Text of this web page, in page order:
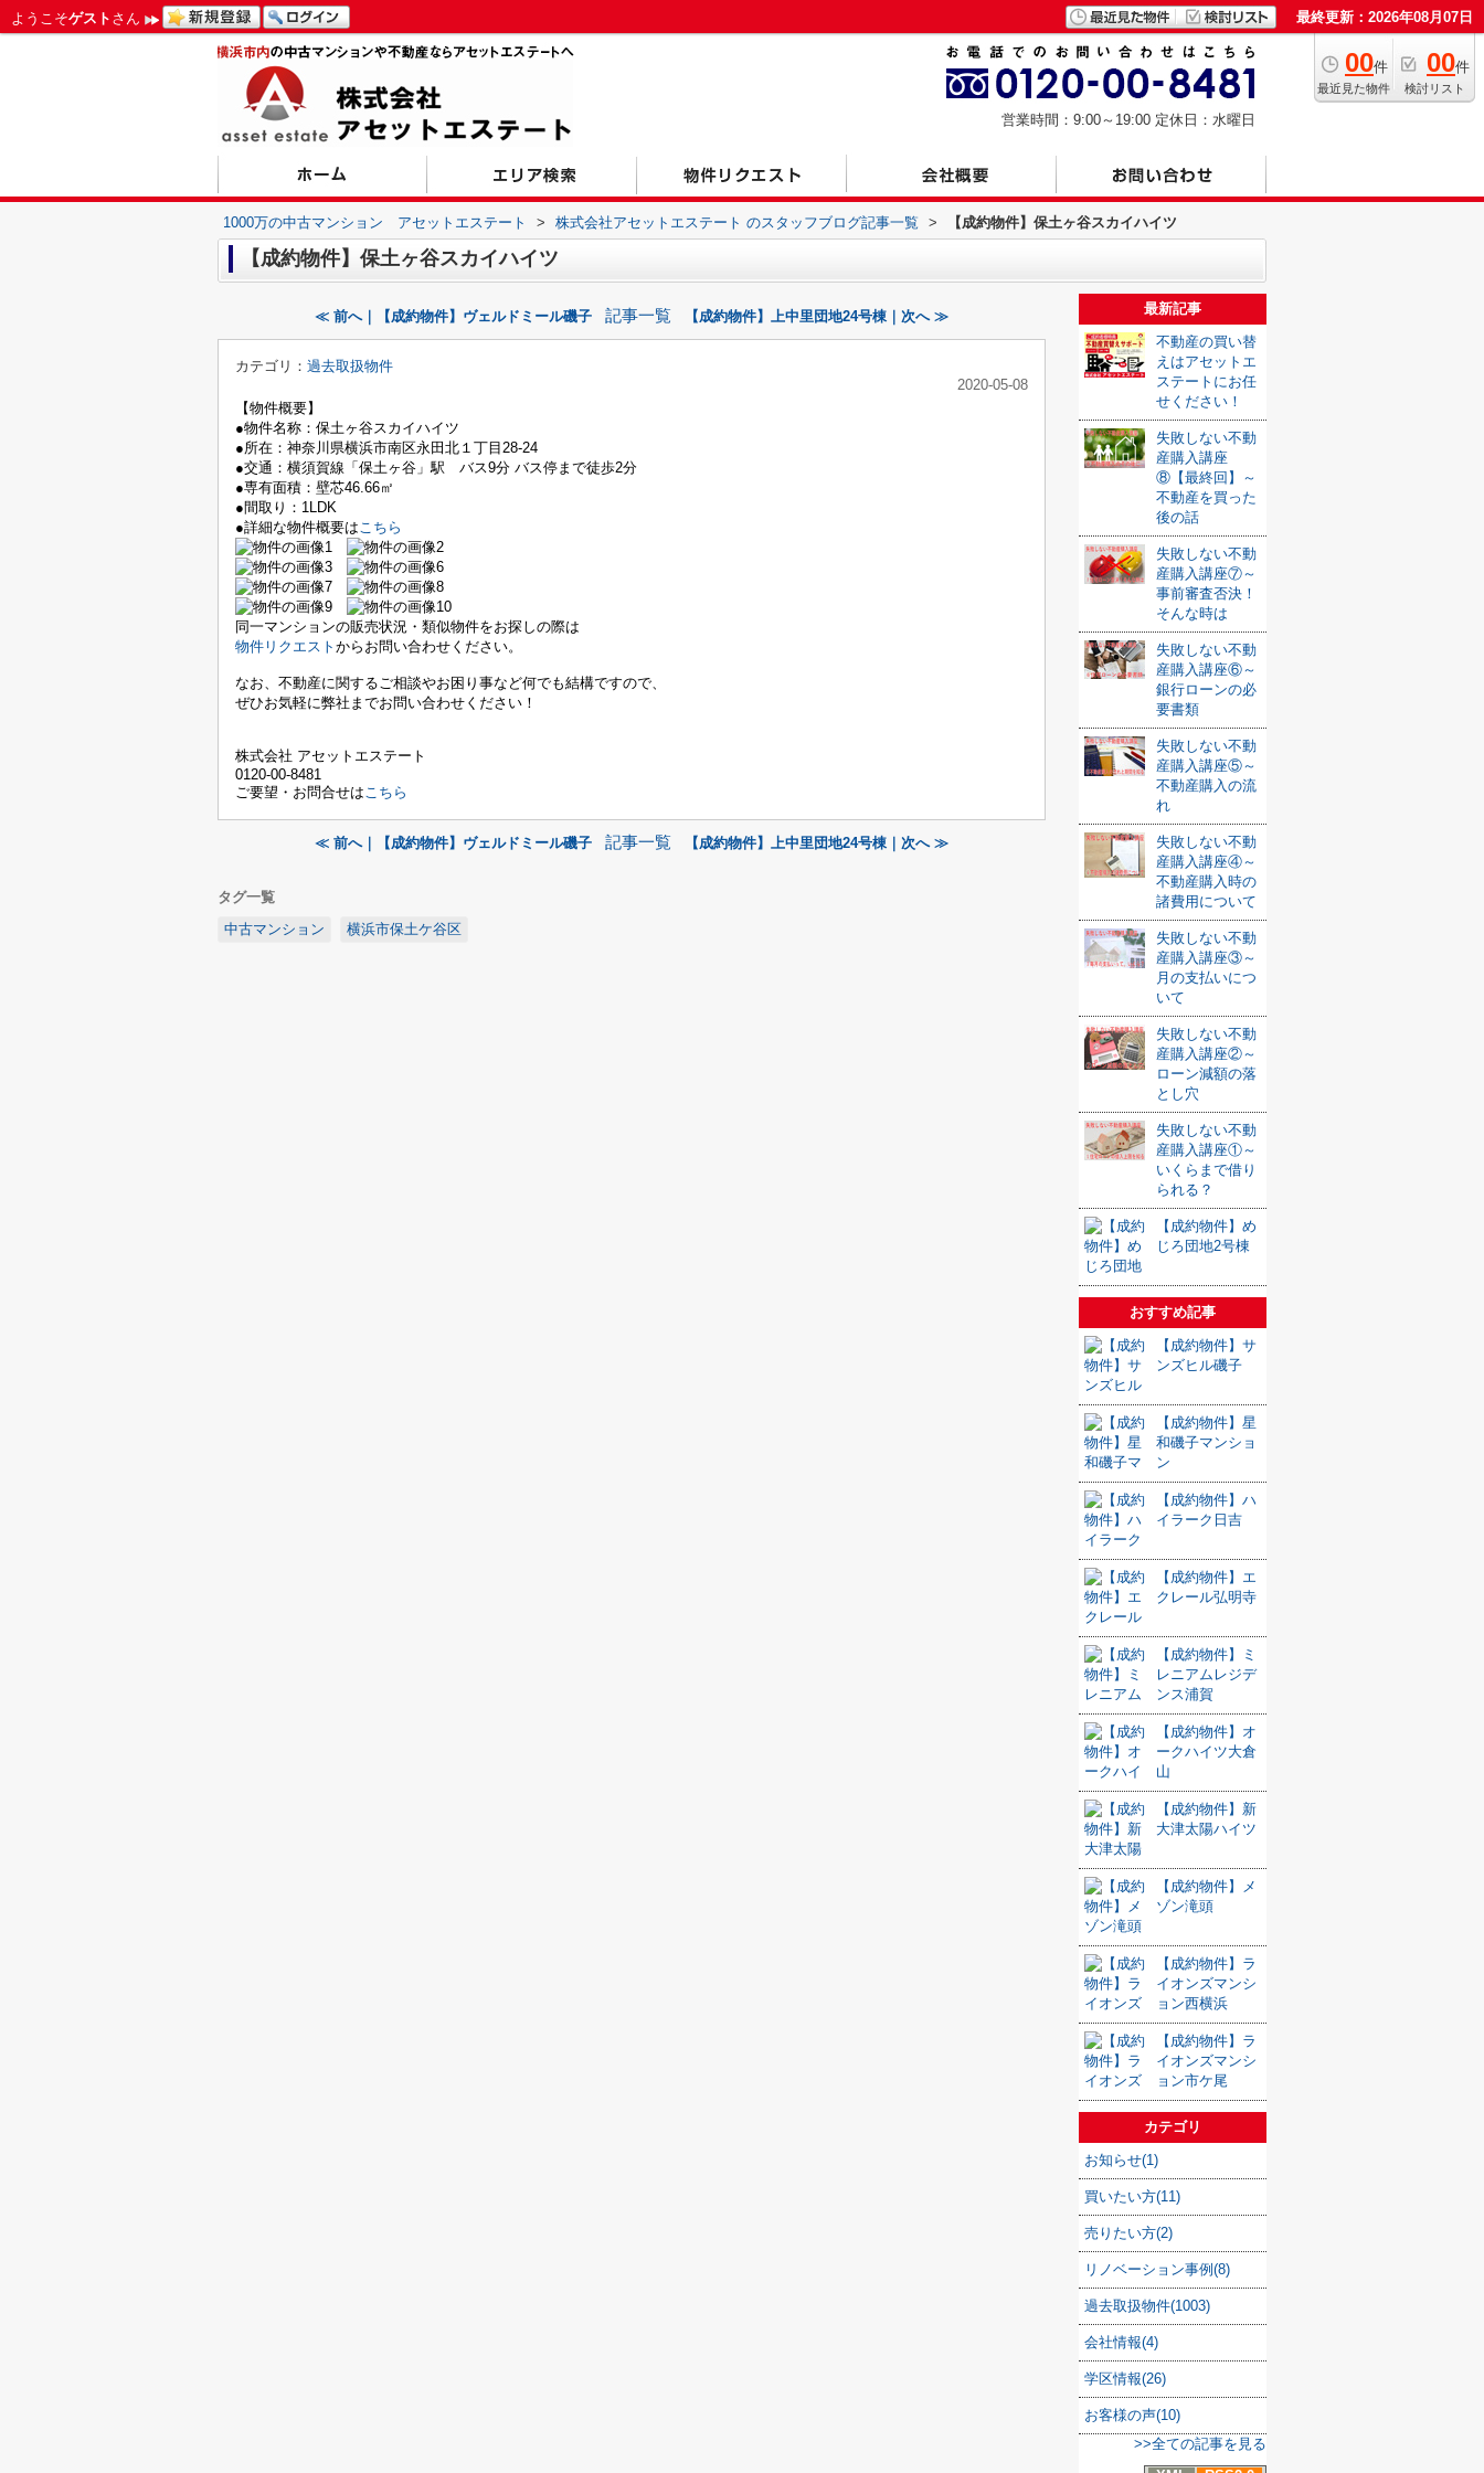
ようこそゲスト さん 最終更新：2026年08月07日
00件
最近見た物件
00件
検討リスト
営業時間：9:00～19:00 定休日：水曜日
1000万の中古マンション アセットエステート > 株式会社アセットエステート のスタッフブログ記事一覧 > 【成約物件】保土ヶ谷スカイハイツ
【成約物件】保土ヶ谷スカイハイツ
≪ 前へ｜【成約物件】ヴェルドミール磯子 記事一覧 【成約物件】上中里団地24号棟｜次へ ≫
カテゴリ： 過去取扱物件
2020-05-08
【物件概要】
●物件名称：保土ヶ谷スカイハイツ
●所在：神奈川県横浜市南区永田北１丁目28-24
●交通：横須賀線「保土ヶ谷」駅 バス9分 バス停まで徒歩2分
●専有面積：壁芯46.66㎡
●間取り：1LDK
●詳細な物件概要はこちら
同一マンションの販売状況・類似物件をお探しの際は
物件リクエスト からお問い合わせください。
なお、不動産に関するご相談やお困り事など何でも結構ですので、
ぜひお気軽に弊社までお問い合わせください！
株式会社 アセットエステート
0120-00-8481
ご要望・お問合せはこちら
≪ 前へ｜【成約物件】ヴェルドミール磯子 記事一覧 【成約物件】上中里団地24号棟｜次へ ≫
タグ一覧
中古マンション
横浜市保土ケ谷区
最新記事
不動産の買い替
えはアセットエ
ステートにお任
せください！
失敗しない不動
産購入講座
⑧【最終回】～
不動産を買った
後の話
失敗しない不動
産購入講座⑦～
事前審査否決！
そんな時は
失敗しない不動
産購入講座⑥～
銀行ローンの必
要書類
失敗しない不動
産購入講座⑤～
不動産購入の流
れ
失敗しない不動
産購入講座④～
不動産購入時の
諸費用について
失敗しない不動
産購入講座③～
月の支払いにつ
いて
失敗しない不動
産購入講座②～
ローン減額の落
とし穴
失敗しない不動
産購入講座①～
いくらまで借り
られる？
【成約物件】め
じろ団地2号棟
おすすめ記事
【成約物件】サ
ンズヒル磯子
【成約物件】星
和磯子マンショ
ン
【成約物件】ハ
イラーク日吉
【成約物件】エ
クレール弘明寺
【成約物件】ミ
レニアムレジデ
ンス浦賀
【成約物件】オ
ークハイツ大倉
山
【成約物件】新
大津太陽ハイツ
【成約物件】メ
ゾン滝頭
【成約物件】ラ
イオンズマンシ
ョン西横浜
【成約物件】ラ
イオンズマンシ
ョン市ケ尾
カテゴリ
お知らせ(1)
買いたい方(11)
売りたい方(2)
リノベーション事例(8)
過去取扱物件(1003)
会社情報(4)
学区情報(26)
お客様の声(10)
>>全ての記事を見る